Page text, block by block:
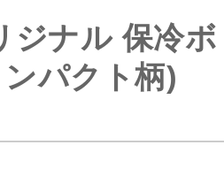
ジナル 保冷
パクト柄)